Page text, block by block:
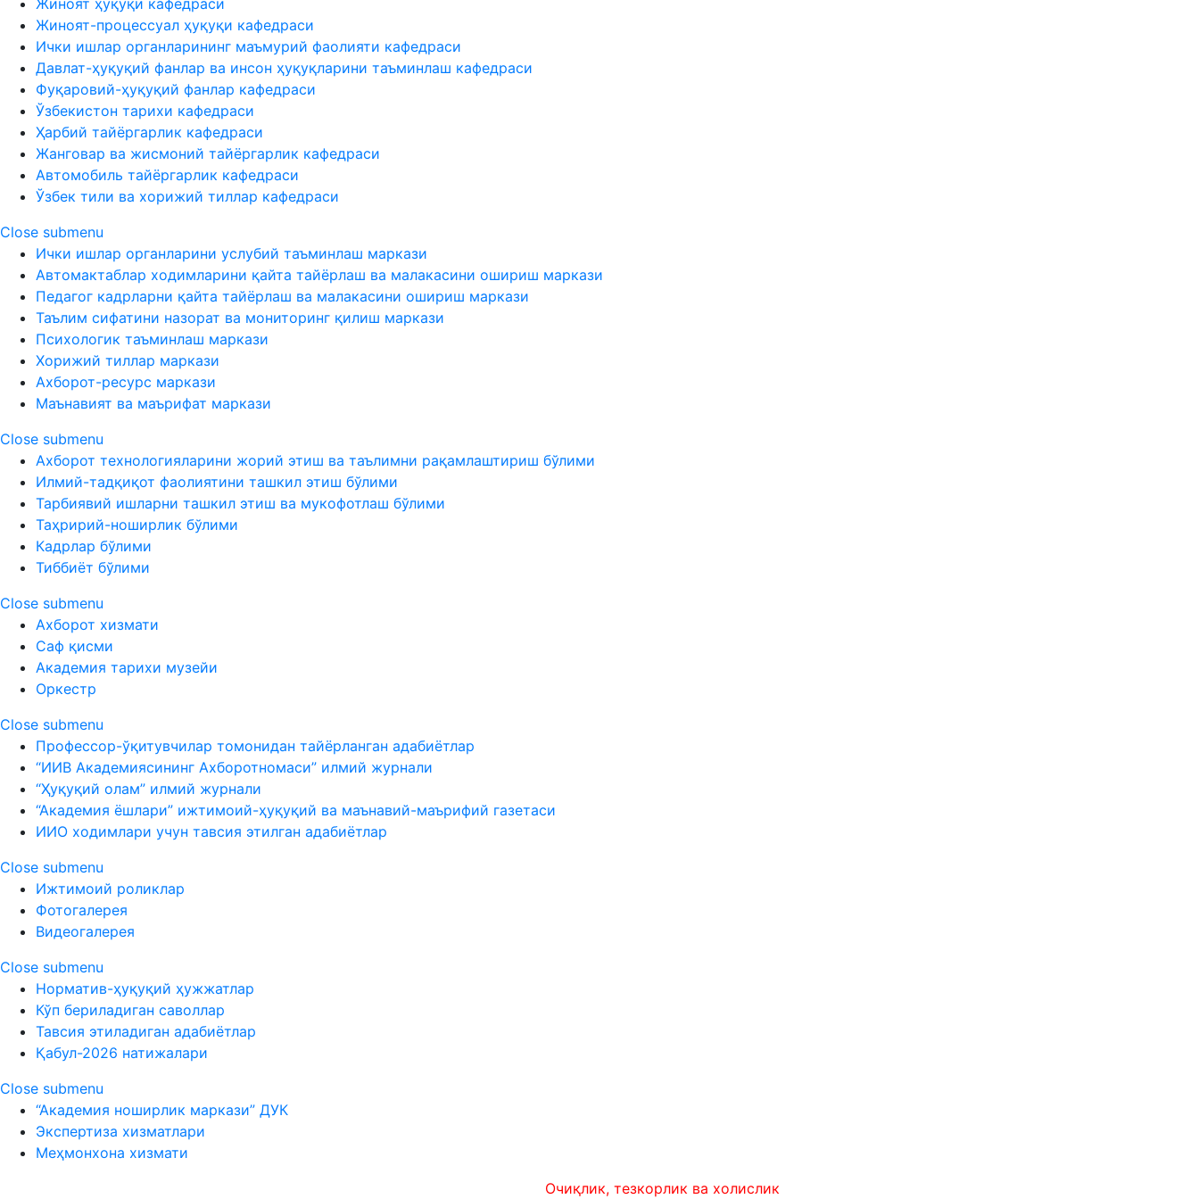
Жиноят ҳуқуқи кафедраси
Жиноят-процессуал ҳуқуқи кафедраси
Ички ишлар органларининг маъмурий фаолияти кафедраси
Давлат-ҳуқуқий фанлар ва инсон ҳуқуқларини таъминлаш кафедраси
Фуқаровий-ҳуқуқий фанлар кафедраси
Ўзбекистон тарихи кафедраси
Ҳарбий тайёргарлик кафедраси
Жанговар ва жисмоний тайёргарлик кафедраси
Автомобиль тайёргарлик кафедраси
Ўзбек тили ва хорижий тиллар кафедраси
Close submenu
Ички ишлар органларини услубий таъминлаш маркази
Автомактаблар ходимларини қайта тайёрлаш ва малакасини ошириш маркази
Педагог кадрларни қайта тайёрлаш ва малакасини ошириш маркази
Таълим сифатини назорат ва мониторинг қилиш маркази
Психологик таъминлаш маркази
Хорижий тиллар маркази
Ахборот-ресурс маркази
Маънавият ва маърифат маркази
Close submenu
Ахборот технологияларини жорий этиш ва таълимни рақамлаштириш бўлими
Илмий-тадқиқот фаолиятини ташкил этиш бўлими
Тарбиявий ишларни ташкил этиш ва мукофотлаш бўлими
Таҳририй-ноширлик бўлими
Кадрлар бўлими
Тиббиёт бўлими
Close submenu
Ахборот хизмати
Саф қисми
Академия тарихи музейи
Оркестр
Close submenu
Профессор-ўқитувчилар томонидан тайёрланган адабиётлар
“ИИВ Академиясининг Ахборотномаси” илмий журнали
“Ҳуқуқий олам” илмий журнали
“Академия ёшлари” ижтимоий-ҳуқуқий ва маънавий-маърифий газетаси
ИИО ходимлари учун тавсия этилган адабиётлар
Close submenu
Ижтимоий роликлар
Фотогалерея
Видеогалерея
Close submenu
Норматив-ҳуқуқий ҳужжатлар
Кўп бериладиган саволлар
Тавсия этиладиган адабиётлар
Қабул-2026 натижалари
Close submenu
“Академия ноширлик маркази” ДУК
Экспертиза хизматлари
Меҳмонхона хизмати
Очиқлик, тезкорлик ва холислик